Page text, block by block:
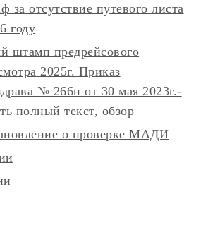
за отсутствие путевого листа
году
штамп предрейсового
2025г. Приказ
№ 266н от 30 мая 2023г.-
полный текст, обзор
о проверке МАДИ